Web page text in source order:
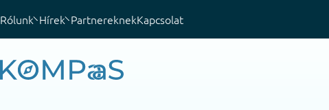
Rólunk Hírek PartnereknekKapcsolat